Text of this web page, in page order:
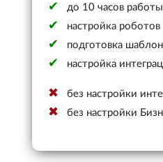
до 10 часов
настройка роботов
подготовка
настройка
без настройки
без настройки